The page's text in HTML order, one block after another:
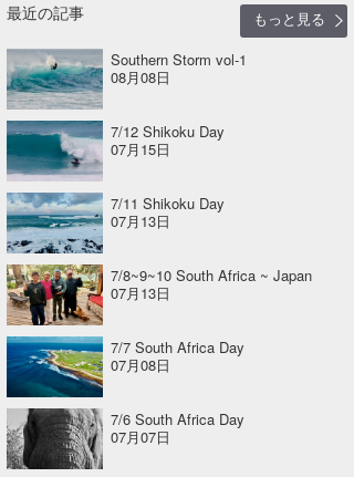
最近の記事
もっと見る
Southern Storm vol-1
08月08日
7/12 Shikoku Day
07月15日
7/11 Shikoku Day
07月13日
7/8~9~10 South Africa ~ Japan
07月13日
7/7 South Africa Day
07月08日
7/6 South Africa Day
07月07日